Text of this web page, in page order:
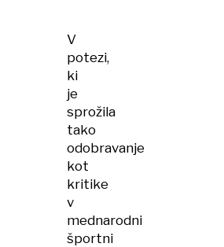
V
potezi,
ki
je
sprožila
tako
odobravanje
kot
kritike
v
mednarodni
športni